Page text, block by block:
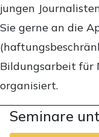
jungen
Sie gerne an die
Bildungsarbeit für
organisiert.
Seminare